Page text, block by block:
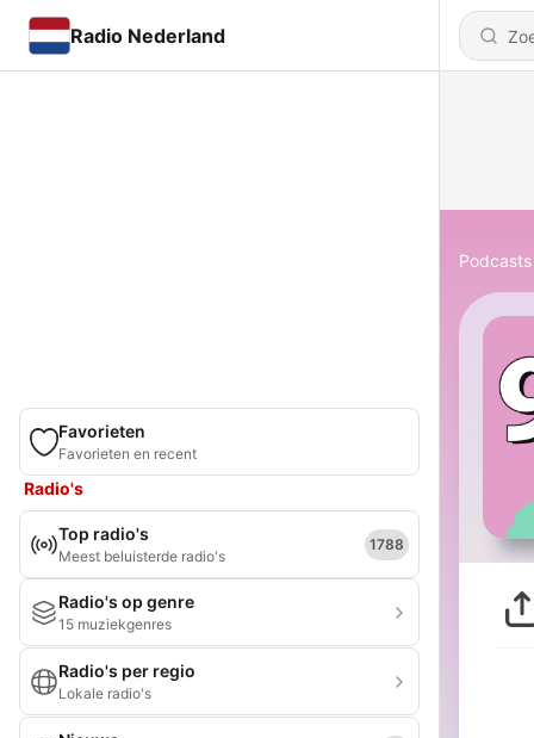
Radio Nederland
Favorieten
Favorieten en recent
Radio's
Top radio's
Meest beluisterde radio's
1788
Radio's op genre
15 muziekgenres
Radio's per regio
Lokale radio's
Podcasts